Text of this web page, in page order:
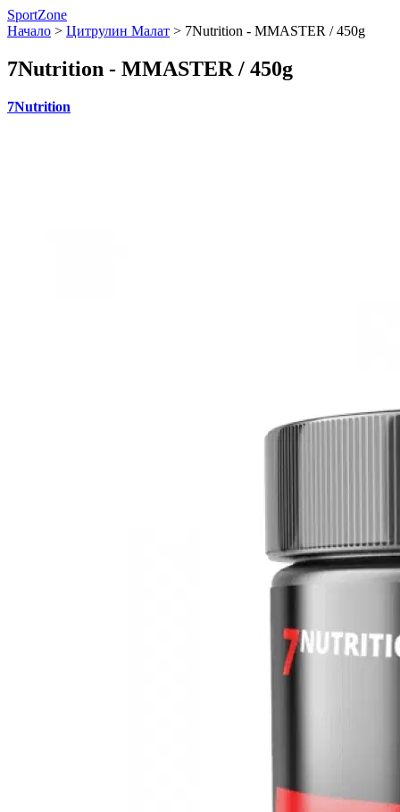
SportZone
Начало > Цитрулин Малат > 7Nutrition - MMASTER / 450g
7Nutrition - MMASTER / 450g
7Nutrition